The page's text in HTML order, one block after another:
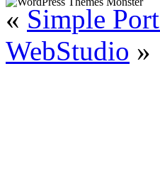
« Simple
WebStudio »